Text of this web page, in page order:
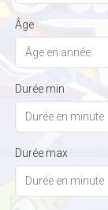
Âge
Durée min
Durée max